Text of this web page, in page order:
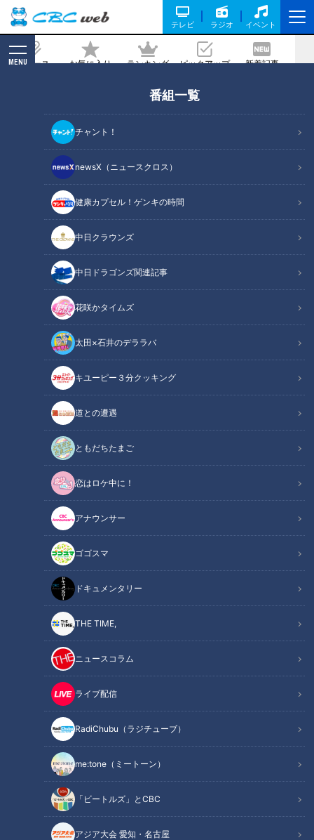
テレビ ラジオ イベント
ニュース お気に入り ランキング ピックアップ 新着記事
MENU
番組一覧
チャント！
newsX（ニュースクロス）
健康カプセル！ゲンキの時間
中日クラウンズ
中日ドラゴンズ関連記事
花咲かタイムズ
太田×石井のデララバ
キユーピー３分クッキング
道との遭遇
ともだちたまご
恋はロケ中に！
アナウンサー
ゴゴスマ
ドキュメンタリー
THE TIME,
ニュースコラム
ライブ配信
RadiChubu（ラジチューブ）
me:tone（ミートーン）
「ビートルズ」とCBC
アジア大会 愛知・名古屋
パーが“本当に良い商品”を破格で売れる
秘密
記事に戻る
CBCテレビ：画像 『チャント！』
この記事の画像（全5枚）
記事に戻る
この記事を見たあなたへのおすすめ
フランス人は菓子店「シャトレ
ーゼ」の店名に顔を赤らめる？
正しい耳の中のケアと耳垢の知
識